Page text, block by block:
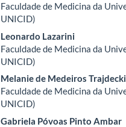
Faculdade de Medicina da
UNICID)
Leonardo Lazarini
Faculdade de Medicina da
UNICID)
Melanie de Medeiros Trajdecki
Faculdade de Medicina da
UNICID)
Gabriela Póvoas Pinto Ambar